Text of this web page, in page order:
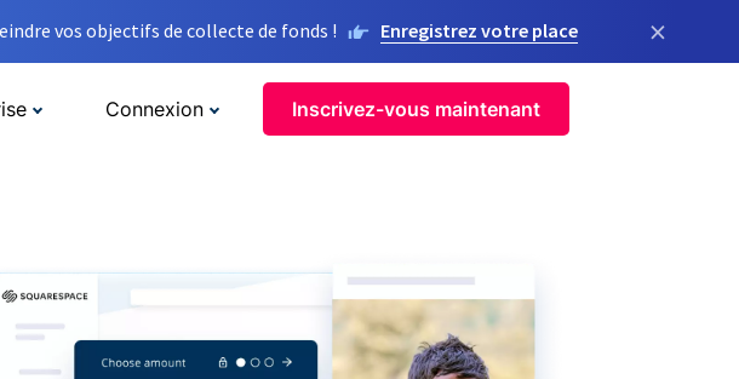
vos objectifs de collecte de fonds ! Enregistrez votre place ×
Connexion Inscrivez-vous maintenant